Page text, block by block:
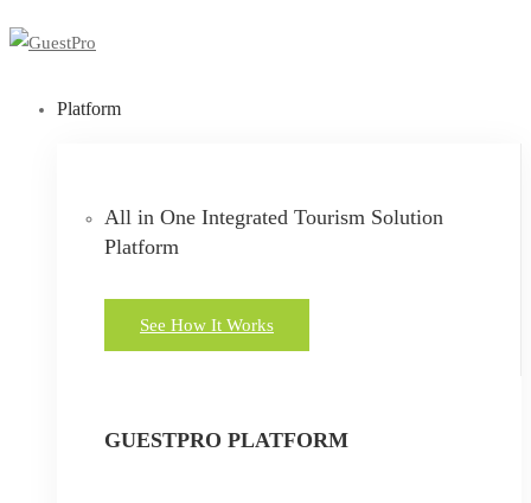
Platform
All in One Integrated Tourism Solution
Platform
See How It Works
GUESTPRO PLATFORM